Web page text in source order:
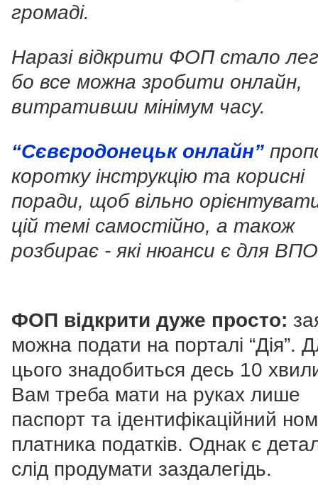
громаді.
Наразі відкрити ФОП стало
бо все можна зробити онлайн,
витративши мінімум часу.
“Сєвєродонецьк онлайн”
коротку інструкцію та корисні
поради, щоб вільно
цій темі самостійно, а також
розбирає - які нюанси є для
ФОП відкрити дуже просто:
можна подати на порталі “Дія”.
цього знадобиться десь 10
Вам треба мати на руках лише
паспорт та ідентифікаційний
платника податків. Однак є
слід продумати заздалегідь.